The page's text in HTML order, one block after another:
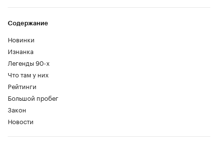
Содержание
Новинки
Изнанка
Легенды 90-х
Что там у них
Рейтинги
Большой пробег
Закон
Новости